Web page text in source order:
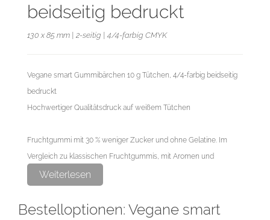
beidseitig bedruckt
130 x 85 mm | 2-seitig | 4/4-farbig CMYK
Vegane smart Gummibärchen 10 g Tütchen, 4/4-farbig beidseitig
bedruckt
Hochwertiger Qualitätsdruck auf weißem Tütchen
Fruchtgummi mit 30 % weniger Zucker und ohne Gelatine. Im
Vergleich zu klassischen Fruchtgummis, mit Aromen und
färbenden Pflanzenauszügen.
Birnen-, Kirsch-, Mango- und Cassisgeschmack)
Weiterlesen
Bestelloptionen: Vegane smart